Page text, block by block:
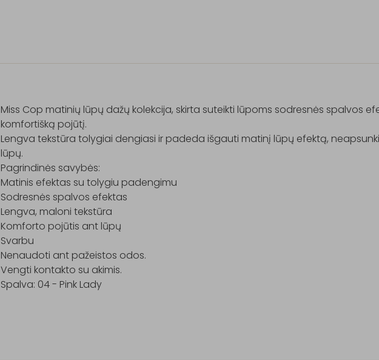
Miss Cop matinių lūpų dažų kolekcija, skirta suteikti lūpoms sodresnės spalvos
komfortišką pojūtį.
Lengva tekstūra tolygiai dengiasi ir padeda išgauti matinį lūpų efektą,
lūpų.
Pagrindinės savybės:
Matinis efektas su tolygiu padengimu
Sodresnės spalvos efektas
Lengva, maloni tekstūra
Komforto pojūtis ant lūpų
Svarbu
Nenaudoti ant pažeistos odos.
Vengti kontakto su akimis.